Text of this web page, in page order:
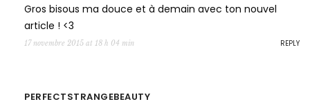
Gros bisous ma douce et à demain avec ton nouvel
article ! <3
17 novembre 2015 at 18 h 04 min REPLY
PERFECTSTRANGEBEAUTY